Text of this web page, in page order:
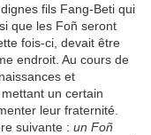
fils Fang-Beti qui
que les Foñ seront
fois-ci, devait être
endroit. Au cours de
et
un certain
leur fraternité.
suivante : un Foñ